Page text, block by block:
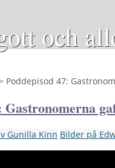
och
Poddepisod 47:
Gastronomerna
Gunilla Kinn Bilder på